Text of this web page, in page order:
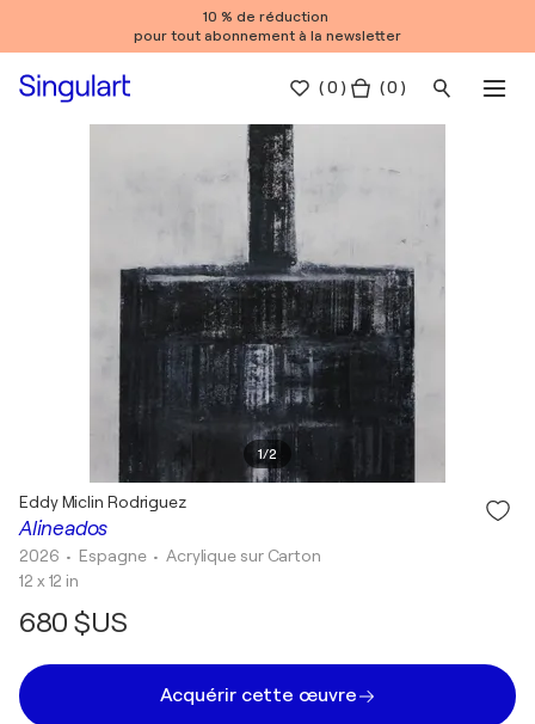
10 % de réduction
pour tout abonnement à la newsletter
(0 ) ( 0 )
1/2
Alineados
Eddy Miclin Rodriguez
2026 • Espagne • Acrylique sur Carton
12 x 12 in
680 $US
Acquérir cette œuvre